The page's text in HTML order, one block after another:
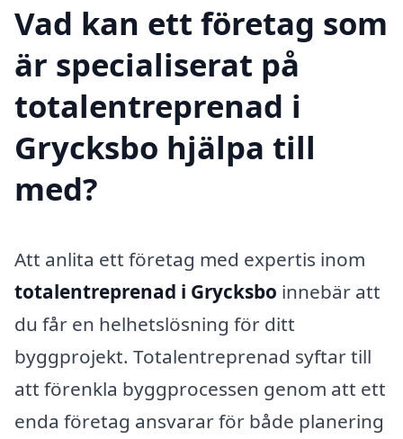
Vad kan ett företag som
är specialiserat på
totalentreprenad i
Grycksbo hjälpa till
med?
Att anlita ett företag med expertis inom
totalentreprenad i Grycksbo innebär att
du får en helhetslösning för ditt
byggprojekt. Totalentreprenad syftar till
att förenkla byggprocessen genom att ett
enda företag ansvarar för både planering